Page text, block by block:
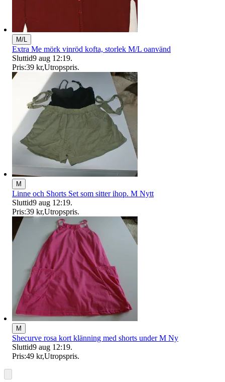
M/L
Extra Me mörk vinröd kofta, storlek M/L oanvänd
Sluttid9 aug 12:19.
Pris:39 kr,Utropspris.
M
Linne och Shorts Set som sitter ihop. M Nytt
Sluttid9 aug 12:19.
Pris:39 kr,Utropspris.
M
Shecurve rosa kort klänning med shorts under M Ny
Sluttid9 aug 12:19.
Pris:49 kr,Utropspris.